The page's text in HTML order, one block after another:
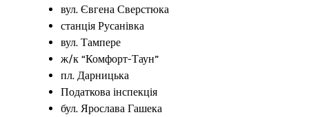
вул. Євгена Сверстюка
станція Русанівка
вул. Тампере
ж/к “Комфорт-Таун”
пл. Дарницька
Податкова інспекція
бул. Ярослава Гашека